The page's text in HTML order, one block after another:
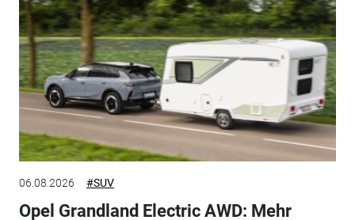
06.08.2026 #SUV
Opel Grandland Electric AWD: Mehr